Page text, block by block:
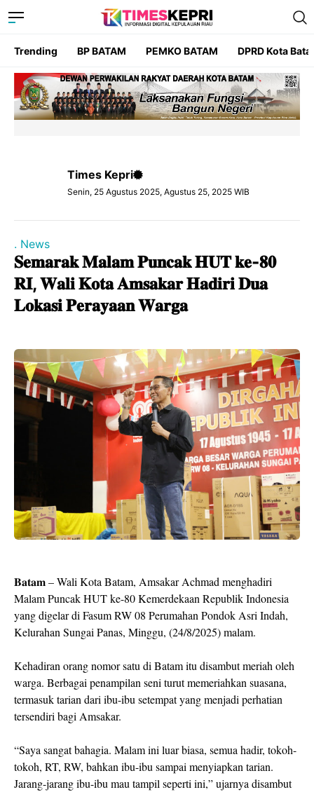
Trending BP BATAM PEMKO BATAM DPRD Kota
Times Kepri
Senin, 25 Agustus 2025, Agustus 25, 2025 WIB
. News
𝐒𝐞𝐦𝐚𝐫𝐚𝐤 𝐌𝐚𝐥𝐚𝐦 𝐏𝐮𝐧𝐜𝐚𝐤 𝐇𝐔𝐓 𝐤𝐞-𝟖𝟎
𝐑𝐈, 𝐖𝐚𝐥𝐢 𝐊𝐨𝐭𝐚 𝐀𝐦𝐬𝐚𝐤𝐚𝐫 𝐇𝐚𝐝𝐢𝐫𝐢 𝐃𝐮𝐚
𝐋𝐨𝐤𝐚𝐬𝐢 𝐏𝐞𝐫𝐚𝐲𝐚𝐚𝐧 𝐖𝐚𝐫𝐠𝐚
𝐁𝐚𝐭𝐚𝐦 – Wali Kota Batam, Amsakar Achmad menghadiri
Malam Puncak HUT ke-80 Kemerdekaan Republik Indonesia
yang digelar di Fasum RW 08 Perumahan Pondok Asri Indah,
Kelurahan Sungai Panas, Minggu, (24/8/2025) malam.
Kehadiran orang nomor satu di Batam itu disambut meriah oleh
warga. Berbagai penampilan seni turut memeriahkan suasana,
termasuk tarian dari ibu-ibu setempat yang menjadi perhatian
tersendiri bagi Amsakar.
“Saya sangat bahagia. Malam ini luar biasa, semua hadir, tokoh-
tokoh, RT, RW, bahkan ibu-ibu sampai menyiapkan tarian.
Jarang-jarang ibu-ibu mau tampil seperti ini,” ujarnya disambut